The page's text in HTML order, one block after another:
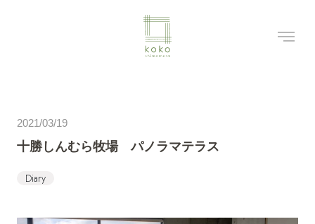
2021/03/19
十勝しんむら牧場 パノラマテラス
Diary